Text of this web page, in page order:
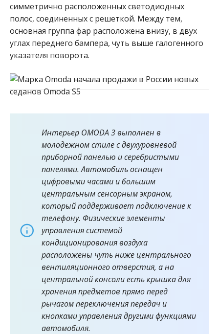
симметрично расположенных светодиодных
полос, соединенных с решеткой. Между тем,
основная группа фар расположена внизу, в двух
углах переднего бампера, чуть выше галогенного
указателя поворота.
Интерьер OMODA 3 выполнен в
молодежном стиле с двухуровневой
приборной панелью и серебристыми
панелями. Автомобиль оснащен
цифровыми часами и большим
центральным сенсорным экраном,
который поддерживает подключение к
телефону. Физические элементы
управления системой
кондиционирования воздуха
расположены чуть ниже центрального
вентиляционного отверстия, а на
центральной консоли есть крышка для
хранения предметов прямо перед
рычагом переключения передач и
кнопками управления другими функциями
автомобиля.